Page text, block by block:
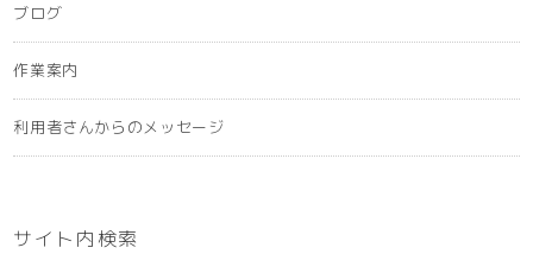
ブログ
作業案内
利用者さんからのメッセージ
サイト内検索